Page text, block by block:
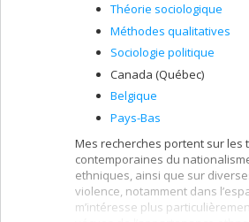
Théorie sociologique
Méthodes qualitatives
Sociologie politique
Canada (Québec)
Belgique
Pays-Bas
Mes recherches portent sur les
contemporaines du
ethniques, ainsi que sur
violence, notamment dans
m’intéresse plus